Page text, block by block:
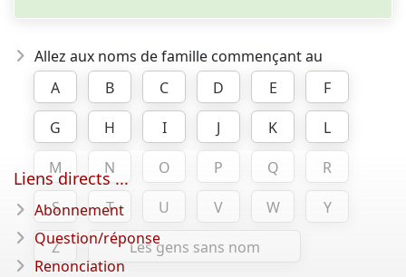
Allez aux noms de famille commençant au
A
B C D E
F
G
H I J K
L
M
N O P Q
R
S
T U V W
Y
Z
Les gens sans nom
Liens directs ...
Abonnement
Question/réponse
Renonciation